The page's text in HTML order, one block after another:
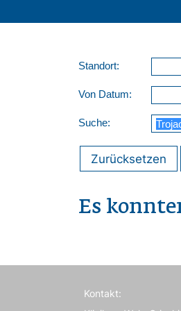
Standort:
Von Datum:
Suche:
Zurücksetzen
Es
Kontakt: